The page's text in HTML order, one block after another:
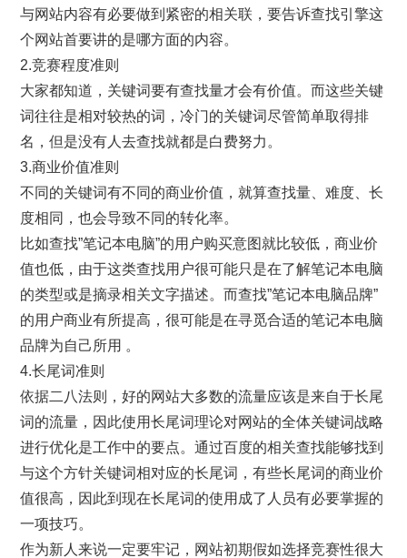
与网站内容有必要做到紧密的相关联，要告诉查找引擎这
个网站首要讲的是哪方面的内容。
2.竞赛程度准则
大家都知道，关键词要有查找量才会有价值。而这些关键
词往往是相对较热的词，冷门的关键词尽管简单取得排
名，但是没有人去查找就都是白费努力。
3.商业价值准则
不同的关键词有不同的商业价值，就算查找量、难度、长
度相同，也会导致不同的转化率。
比如查找”笔记本电脑”的用户购买意图就比较低，商业价
值也低，由于这类查找用户很可能只是在了解笔记本电脑
的类型或是摘录相关文字描述。而查找”笔记本电脑品牌”
的用户商业有所提高，很可能是在寻觅合适的笔记本电脑
品牌为自己所用 。
4.长尾词准则
依据二八法则，好的网站大多数的流量应该是来自于长尾
词的流量，因此使用长尾词理论对网站的全体关键词战略
进行优化是工作中的要点。通过百度的相关查找能够找到
与这个方针关键词相对应的长尾词，有些长尾词的商业价
值很高，因此到现在长尾词的使用成了人员有必要掌握的
一项技巧。
作为新人来说一定要牢记，网站初期假如选择竞赛性很大